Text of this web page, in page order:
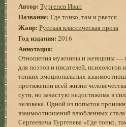
Автор: Тургенев Иван
Название: Где тонко, там и рвется
Жанр: Русская классическая проза
Год издания:2016
Аннотация:
Отношения мужчины и женщины —
для поэтов и писателей, психологов
тонких эмоциональных
протяжении всей жизни
сути, но зачастую недостижима в
человека. Одной из попыток
взаимоотношений влюбленных
Сергеевича Тургенева «Где тонко,